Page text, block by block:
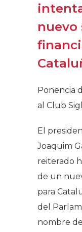
nuevo
Ponencia
al Club
El
Joaquim
reiterado
de un
para
del
nombre